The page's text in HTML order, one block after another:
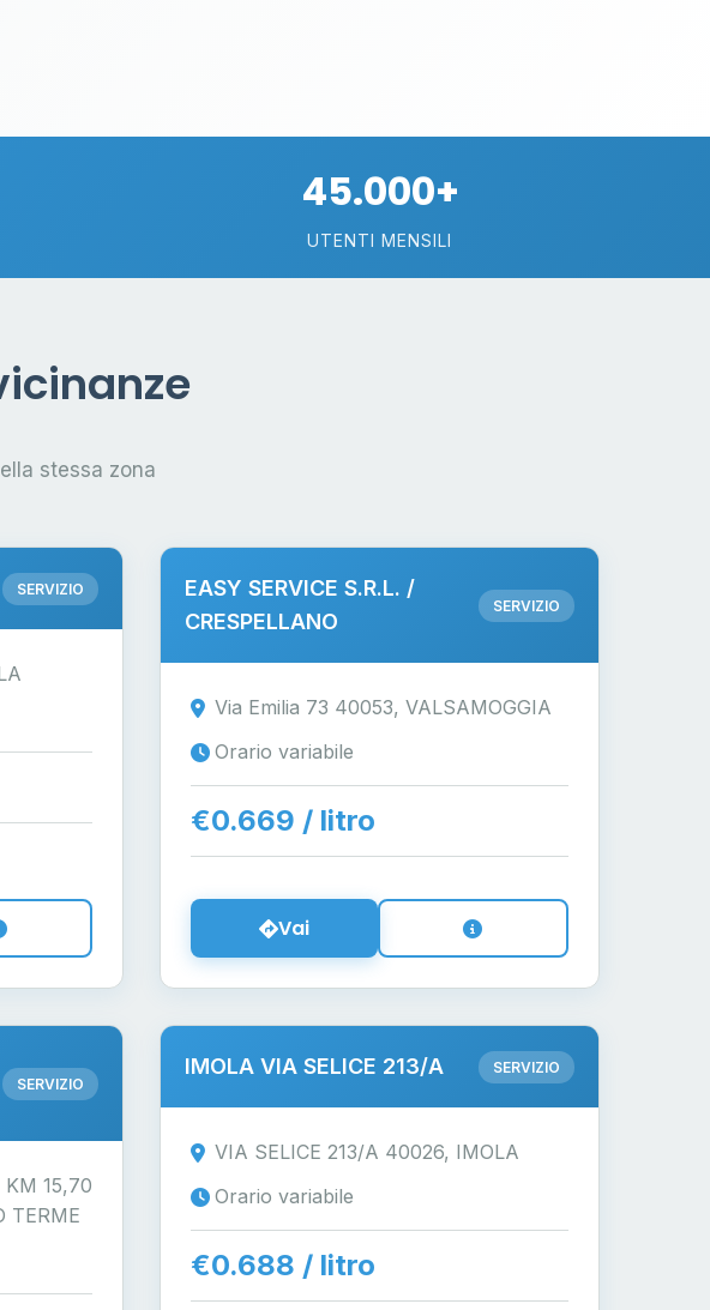
45.000+
UTENTI MENSILI
stessa zona
SERVIZIO
EASY SERVICE S.R.L. /
CRESPELLANO
SERVIZIO
Via Emilia 73 40053, VALSAMOGGIA
Orario variabile
€0.669 / litro
Vai
SERVIZIO
KM 15,70
TERME
IMOLA VIA SELICE 213/A SERVIZIO
VIA SELICE 213/A 40026, IMOLA
Orario variabile
€0.688 / litro